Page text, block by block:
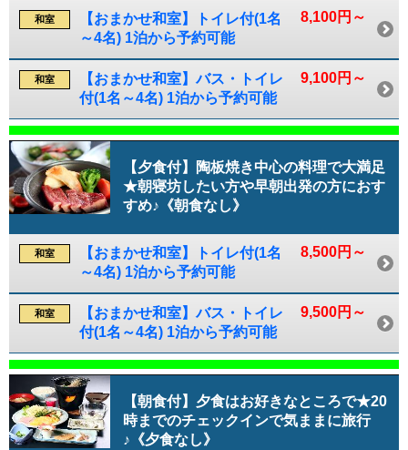
8,100円～
和室
【おまかせ和室】トイレ付(1名
～4名) 1泊から予約可能
9,100円～
和室
【おまかせ和室】バス・トイレ
付(1名～4名) 1泊から予約可能
【夕食付】陶板焼き中心の料理で大満足
★朝寝坊したい方や早朝出発の方におす
すめ♪《朝食なし》
8,500円～
和室
【おまかせ和室】トイレ付(1名
～4名) 1泊から予約可能
9,500円～
和室
【おまかせ和室】バス・トイレ
付(1名～4名) 1泊から予約可能
【朝食付】夕食はお好きなところで★20
時までのチェックインで気ままに旅行
♪《夕食なし》